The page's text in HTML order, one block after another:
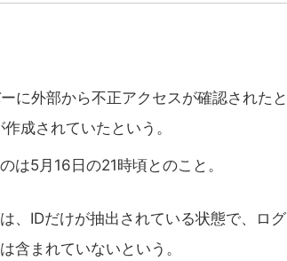
に外部から不正アクセスが確認された
成されていたという。
は5月16日の21時頃とのこと。
、IDだけが抽出されている状態で、ロ
含まれていないという。